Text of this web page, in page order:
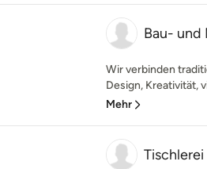
Bau- und
Wir verbinden
Design, Kreativität,
Mehr
Tischlerei